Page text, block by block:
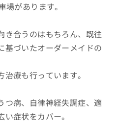
場があります。
き合うのはもちろん、既往
基づいたオーダーメイドの
療も行っています。
つ病、自律神経失調症、適
症状をカバー。